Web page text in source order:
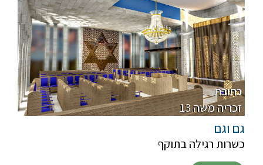
כתובת
13 זכריה משה
גם וגם
כשרות רגילה בתוקף